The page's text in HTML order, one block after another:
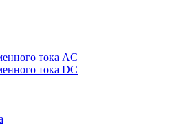
тока AC
тока DC